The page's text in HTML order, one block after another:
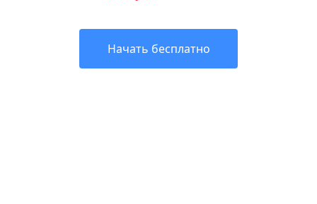
Начать бесплатно